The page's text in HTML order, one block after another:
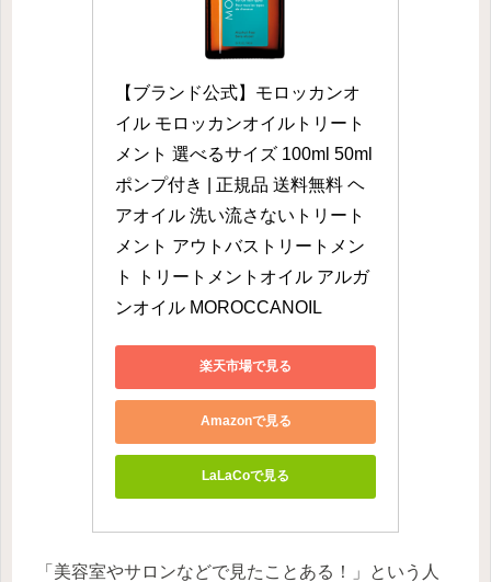
【ブランド公式】モロッカンオ
イル モロッカンオイルトリート
メント 選べるサイズ 100ml 50ml
ポンプ付き | 正規品 送料無料 ヘ
アオイル 洗い流さないトリート
メント アウトバストリートメン
ト トリートメントオイル アルガ
ンオイル MOROCCANOIL
楽天市場で見る
Amazonで見る
LaLaCoで見る
「美容室やサロンなどで見たことある！」という人